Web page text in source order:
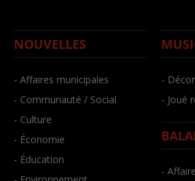
NOUVELLES
- Affaires municipales
- Communauté / Social
- Culture
- Économie
- Éducation
-
- Joué
-